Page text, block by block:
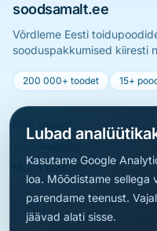
soodsamalt.ee
Võrdleme Eesti
sooduspakkumised kiiresti
200 000+ toodet 15+
Muud tooted
© 2026 soodsamalt.ee
Lubad
Kasutame Google
loa. Mõõdistame sellega
parendame teenust.
jäävad alati sisse.